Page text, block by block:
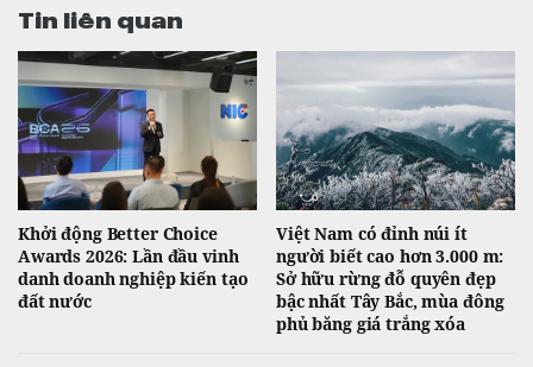
Tin liên quan
Khởi động Better Choice
Awards 2026: Lần đầu vinh
danh doanh nghiệp kiến tạo
đất nước
Việt Nam có đỉnh núi ít
người biết cao hơn 3.000 m:
Sở hữu rừng đỗ quyên đẹp
bậc nhất Tây Bắc, mùa đông
phủ băng giá trắng xóa